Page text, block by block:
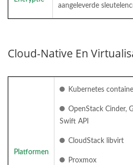
aangeleverde
Cloud-Native En
Platformen
Kubernetes
OpenStack Cinder,
Swift API
CloudStack libvirt
Proxmox